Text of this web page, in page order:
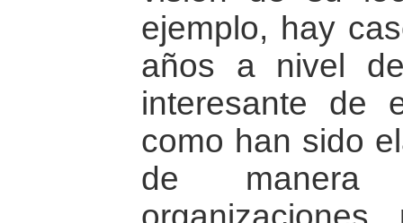
ejemplo, hay
años a nivel
interesante de
como han sido
de manera